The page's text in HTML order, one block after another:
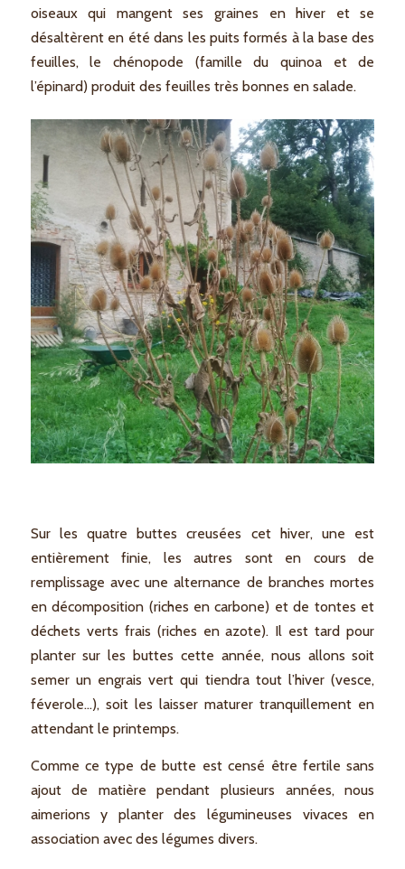
oiseaux qui mangent ses graines en hiver et se
désaltèrent en été dans les puits formés à la base des
feuilles, le chénopode (famille du quinoa et de
l’épinard) produit des feuilles très bonnes en salade.
Sur les quatre buttes creusées cet hiver, une est
entièrement finie, les autres sont en cours de
remplissage avec une alternance de branches mortes
en décomposition (riches en carbone) et de tontes et
déchets verts frais (riches en azote). Il est tard pour
planter sur les buttes cette année, nous allons soit
semer un engrais vert qui tiendra tout l’hiver (vesce,
féverole…), soit les laisser maturer tranquillement en
attendant le printemps.
Comme ce type de butte est censé être fertile sans
ajout de matière pendant plusieurs années, nous
aimerions y planter des légumineuses vivaces en
association avec des légumes divers.